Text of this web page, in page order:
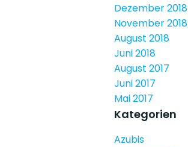
Dezember 2018
November 2018
August 2018
Juni 2018
August 2017
Juni 2017
Mai 2017
Kategorien
Azubis